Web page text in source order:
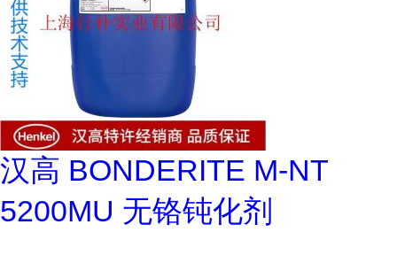
汉高 BONDERITE M-NT
5200MU 无铬钝化剂